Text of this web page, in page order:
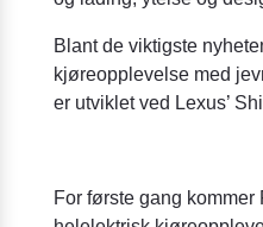
Blant de viktigste
kjøreopplevelse med
er utviklet ved Lexus’
For første gang